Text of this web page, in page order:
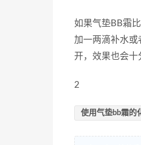
如果气垫BB霜
加一两滴补水或
开，效果也会十
2
使用气垫bb霜的